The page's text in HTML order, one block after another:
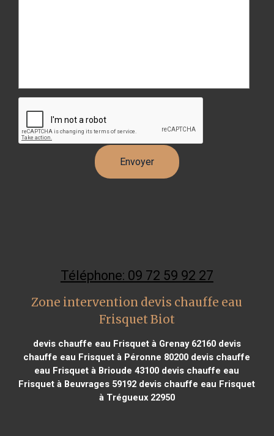
Téléphone: 09 72 59 92 27
Zone intervention devis chauffe eau
Frisquet Biot
devis chauffe eau Frisquet à Grenay 62160devis
chauffe eau Frisquet à Péronne 80200 devis chauffe
eau Frisquet à Brioude 43100 devis chauffe eau
Frisquet à Beuvrages 59192 devis chauffe eau Frisquet
à Trégueux 22950